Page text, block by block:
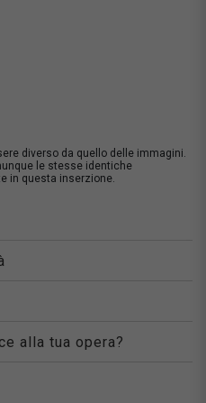
diverso da quello delle immagini.
le stesse identiche
in questa inserzione.
alla tua opera?